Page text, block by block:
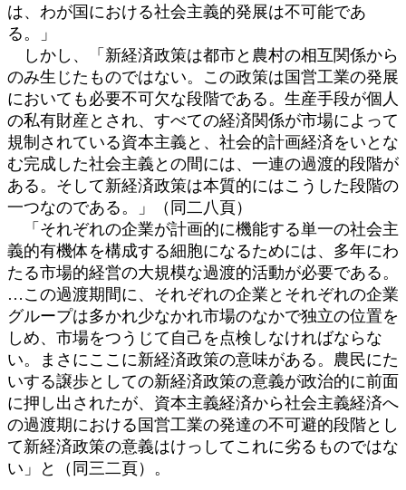
は、わが国における社会主義的発展は不可能であ
る。」
しかし、「新経済政策は都市と農村の相互関係から
のみ生じたものではない。この政策は国営工業の発展
においても必要不可欠な段階である。生産手段が個人
の私有財産とされ、すべての経済関係が市場によって
規制されている資本主義と、社会的計画経済をいとな
む完成した社会主義との間には、一連の過渡的段階が
ある。そして新経済政策は本質的にはこうした段階の
一つなのである。」（同二八頁）
「それぞれの企業が計画的に機能する単一の社会主
義的有機体を構成する細胞になるためには、多年にわ
たる市場的経営の大規模な過渡的活動が必要である。
…この過渡期間に、それぞれの企業とそれぞれの企業
グループは多かれ少なかれ市場のなかで独立の位置を
しめ、市場をつうじて自己を点検しなければならな
い。まさにここに新経済政策の意味がある。農民にた
いする譲歩としての新経済政策の意義が政治的に前面
に押し出されたが、資本主義経済から社会主義経済へ
の過渡期における国営工業の発達の不可避的段階とし
て新経済政策の意義はけっしてこれに劣るものではな
い」と（同三二頁）。